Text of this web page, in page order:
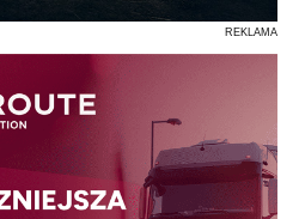
REKLAMA